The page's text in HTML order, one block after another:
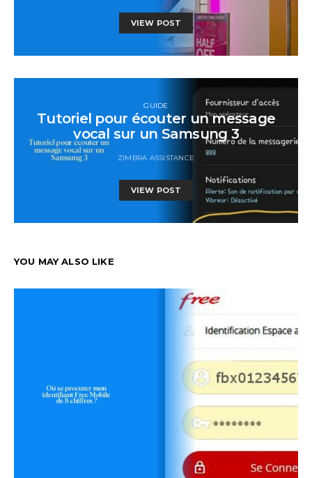
VIEW POST
GUIDE
Tutoriel pour écouter un message
vocal sur un Samsung 3
ZIMBRA ASSISTANCE
VIEW POST
YOU MAY ALSO LIKE